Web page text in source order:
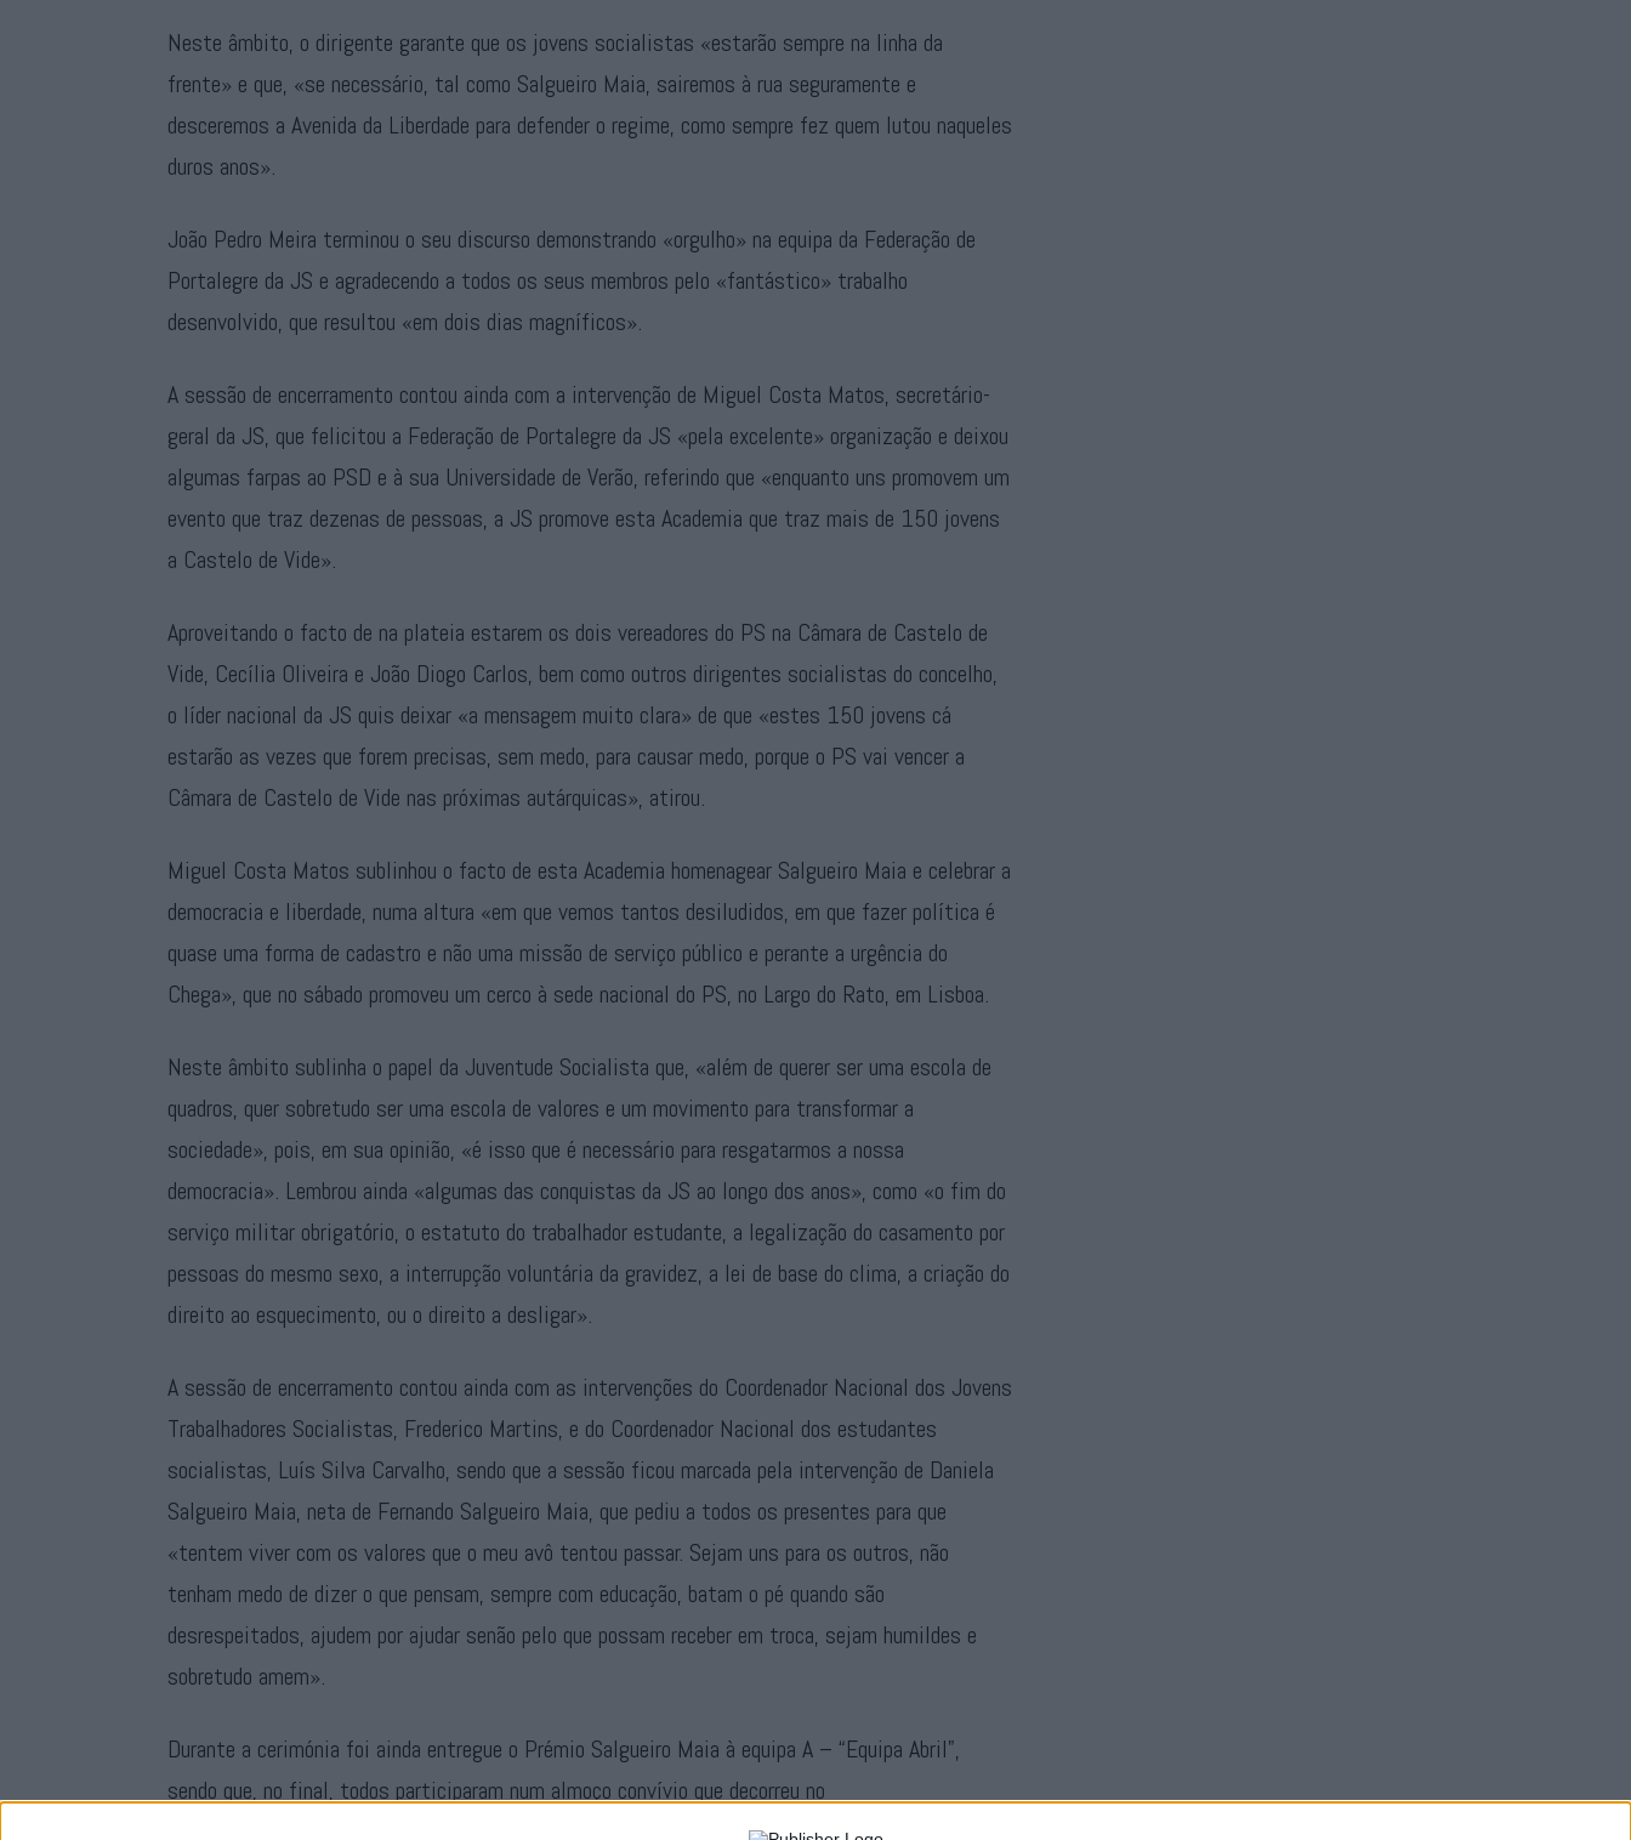
Neste âmbito, o dirigente garante que os jovens socialistas «estarão sempre na linha da
frente» e que, «se necessário, tal como Salgueiro Maia, sairemos à rua seguramente e
desceremos a Avenida da Liberdade para defender o regime, como sempre fez quem lutou naqueles
duros anos».
João Pedro Meira terminou o seu discurso demonstrando «orgulho» na equipa da Federação de
Portalegre da JS e agradecendo a todos os seus membros pelo «fantástico» trabalho
desenvolvido, que resultou «em dois dias magníficos».
A sessão de encerramento contou ainda com a intervenção de Miguel Costa Matos, secretário-
geral da JS, que felicitou a Federação de Portalegre da JS «pela excelente» organização e deixou
algumas farpas ao PSD e à sua Universidade de Verão, referindo que «enquanto uns promovem um
evento que traz dezenas de pessoas, a JS promove esta Academia que traz mais de 150 jovens
a Castelo de Vide».
Aproveitando o facto de na plateia estarem os dois vereadores do PS na Câmara de Castelo de
Vide, Cecília Oliveira e João Diogo Carlos, bem como outros dirigentes socialistas do concelho,
o líder nacional da JS quis deixar «a mensagem muito clara» de que «estes 150 jovens cá
estarão as vezes que forem precisas, sem medo, para causar medo, porque o PS vai vencer a
Câmara de Castelo de Vide nas próximas autárquicas», atirou.
Miguel Costa Matos sublinhou o facto de esta Academia homenagear Salgueiro Maia e celebrar a
democracia e liberdade, numa altura «em que vemos tantos desiludidos, em que fazer política é
quase uma forma de cadastro e não uma missão de serviço público e perante a urgência do
Chega», que no sábado promoveu um cerco à sede nacional do PS, no Largo do Rato, em Lisboa.
Neste âmbito sublinha o papel da Juventude Socialista que, «além de querer ser uma escola de
quadros, quer sobretudo ser uma escola de valores e um movimento para transformar a
sociedade», pois, em sua opinião, «é isso que é necessário para resgatarmos a nossa
democracia». Lembrou ainda «algumas das conquistas da JS ao longo dos anos», como «o fim do
serviço militar obrigatório, o estatuto do trabalhador estudante, a legalização do casamento por
pessoas do mesmo sexo, a interrupção voluntária da gravidez, a lei de base do clima, a criação do
direito ao esquecimento, ou o direito a desligar».
A sessão de encerramento contou ainda com as intervenções do Coordenador Nacional dos Jovens
Trabalhadores Socialistas, Frederico Martins, e do Coordenador Nacional dos estudantes
socialistas, Luís Silva Carvalho, sendo que a sessão ficou marcada pela intervenção de Daniela
Salgueiro Maia, neta de Fernando Salgueiro Maia, que pediu a todos os presentes para que
«tentem viver com os valores que o meu avô tentou passar. Sejam uns para os outros, não
tenham medo de dizer o que pensam, sempre com educação, batam o pé quando são
desrespeitados, ajudem por ajudar senão pelo que possam receber em troca, sejam humildes e
sobretudo amem».
Durante a cerimónia foi ainda entregue o Prémio Salgueiro Maia à equipa A – “Equipa Abril”,
sendo que, no final, todos participaram num almoço convívio que decorreu no